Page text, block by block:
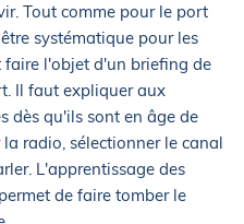
Tout comme pour le port
systématique pour les
faire l'objet d'un briefing de
Il faut expliquer aux
dès qu'ils sont en âge de
radio, sélectionner le canal
L'apprentissage des
de faire tomber le